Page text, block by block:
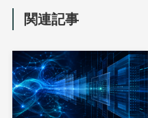
関連記事